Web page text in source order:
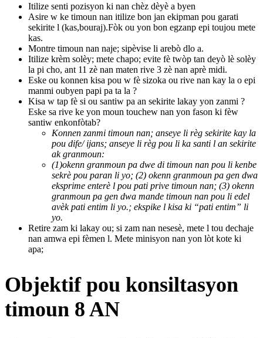
Itilize senti pozisyon ki nan chèz dèyè a byen
Asire w ke timoun nan itilize bon jan ekipman pou garati
sekirite l (kas,bouraj).Fòk ou yon bon egzanp epi toujou mete
kas.
Montre timoun nan naje; sipèvise li arebò dlo a.
Itilize krèm solèy; mete chapo; evite fè twòp tan deyò lè solèy
la pi cho, ant 11 zè nan maten rive 3 zè nan aprè midi.
Eske ou konnen kisa pou w fè sizoka ou rive nan kay la o epi
manmi oubyen papi pa ta la ?
Kisa w tap fè si ou santiw pa an sekirite lakay yon zanmi ?
Eske sa rive ke yon moun touchew nan yon fason ki fèw
santiw enkonfòtab?
Konnen zanmi timoun nan; anseye li règ sekirite kay la
pou dife/ ijans; anseye li règ pou li ka santi l an sekirite
ak granmoun:
(1)okenn granmoun pa dwe di timoun nan pou li kenbe
sekrè pou paran li yo; (2) okenn granmoun pa gen dwa
eksprime enterè l pou pati prive timoun nan; (3) okenn
granmoun pa gen dwa mande timoun nan pou li edel
avèk pati entim li yo.; ekspike l kisa ki “pati entim” li
yo.
Retire zam ki lakay ou; si zam nan nesesè, mete l tou dechaje
nan amwa epi fèmen l. Mete minisyon nan yon lòt kote ki
apa;
Objektif pou konsiltasyon
timoun 8 AN